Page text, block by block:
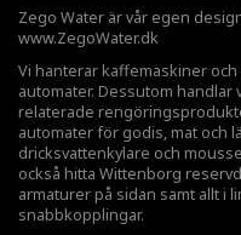
Zego Water är vår egen
www.ZegoWater.dk
Vi hanterar kaffemaskiner
automater. Dessutom
relaterade
automater för godis, mat och
dricksvattenkylare och
också hitta Wittenborg
armaturer på sidan samt allt i
snabbkopplingar.